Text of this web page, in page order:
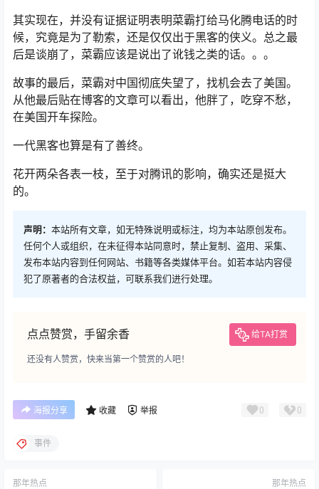
其实现在，并没有证据证明表明菜霸打给马化腾电话的时
候，究竟是为了勒索，还是仅仅出于黑客的侠义。总之最
后是谈崩了，菜霸应该是说出了讹钱之类的话。。。
故事的最后，菜霸对中国彻底失望了，找机会去了美国。
从他最后贴在博客的文章可以看出，他胖了，吃穿不愁，
在美国开车探险。
一代黑客也算是有了善终。
花开两朵各表一枝，至于对腾讯的影响，确实还是挺大
的。
声明： 本站所有文章，如无特殊说明或标注，均为本站原创发布。
任何个人或组织，在未征得本站同意时，禁止复制、盗用、采集、
发布本站内容到任何网站、书籍等各类媒体平台。如若本站内容侵
犯了原著者的合法权益，可联系我们进行处理。
点点赞赏，手留余香 给TA打赏
还没有人赞赏，快来当第一个赞赏的人吧！
海报分享 收藏 举报 0 0
事件
那年热点 那年热点